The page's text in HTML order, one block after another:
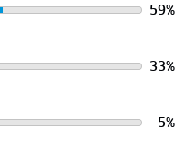
59%
33%
5%